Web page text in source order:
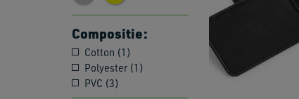
Compositie:
Cotton (1)
Polyester (1)
PVC (3)